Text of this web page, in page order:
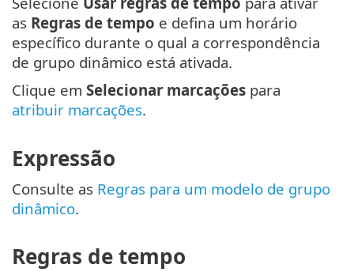
as Regras de tempo e defina um horário
específico durante o qual a correspondência
de grupo dinâmico está ativada.
Clique em Selecionar marcações para
atribuir marcações.
Expressão
Consulte as Regras para um modelo de grupo
dinâmico.
Regras de tempo